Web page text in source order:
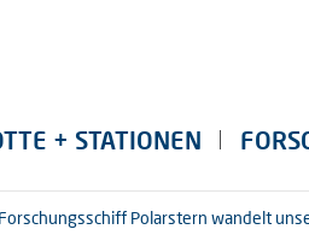
+ STATIONEN
Polarstern wandelt